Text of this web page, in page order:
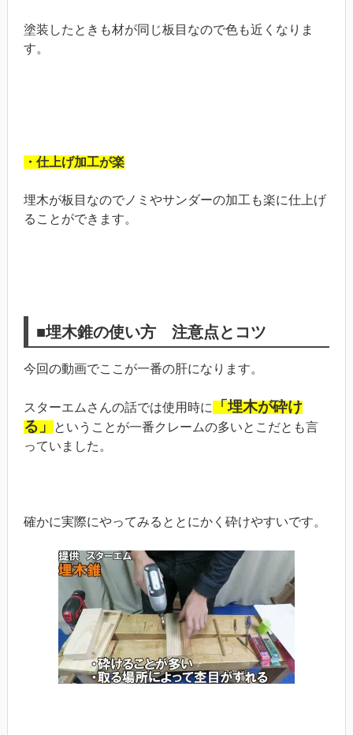
塗装したときも材が同じ板目なので色も近くなりま
す。
・仕上げ加工が楽
埋木が板目なのでノミやサンダーの加工も楽に仕上げ
ることができます。
■埋木錐の使い方 注意点とコツ
今回の動画でここが一番の肝になります。
スターエムさんの話では使用時に
「埋木が砕け
る」
ということが一番クレームの多いとこだとも言
っていました。
確かに実際にやってみるととにかく砕けやすいです。